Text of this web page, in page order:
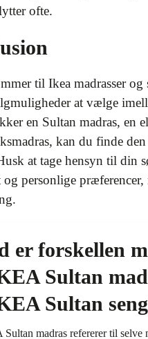
ofte.
til Ikea madrasser og
at vælge
en Sultan madras, en
kan du finde
at tage hensyn til din
personlige
er forskellen
Sultan
Sultan
madras refererer til selve